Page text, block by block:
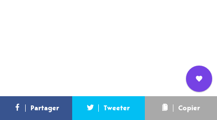
L’équipe
Nous
rejoindre
Newsletter
Partager Tweeter Copier